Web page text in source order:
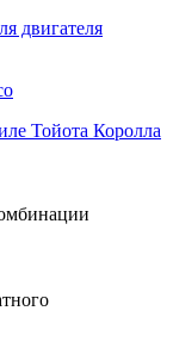
двигателя
Тойота Королла